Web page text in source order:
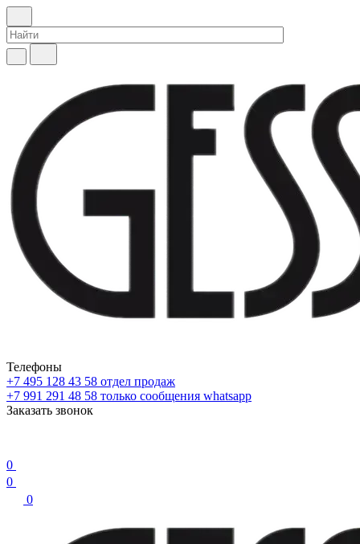
Телефоны
+7 495 128 43 58 отдел продаж
+7 991 291 48 58 только сообщения whatsapp
Заказать звонок
0
0
0